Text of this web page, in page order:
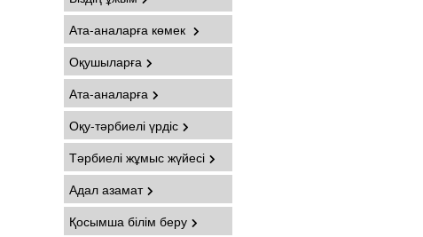
Ата-аналарға көмек
Оқушыларға
Ата-аналарға
Оқу-тәрбиелі үрдіс
Тәрбиелі жұмыс жүйесі
Адал азамат
Қосымша білім беру